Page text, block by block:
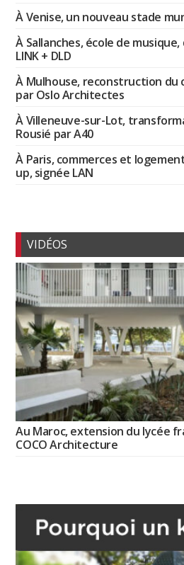
À Venise, un nouveau stade
À Sallanches, école de
LINK + DLD
À Mulhouse, reconstruction du
par Oslo Architectes
À Villeneuve-sur-Lot,
Rousié par A40
À Paris, commerces et
up, signée LAN
VIDÉOS
Au Maroc, extension du lycée
COCO Architecture